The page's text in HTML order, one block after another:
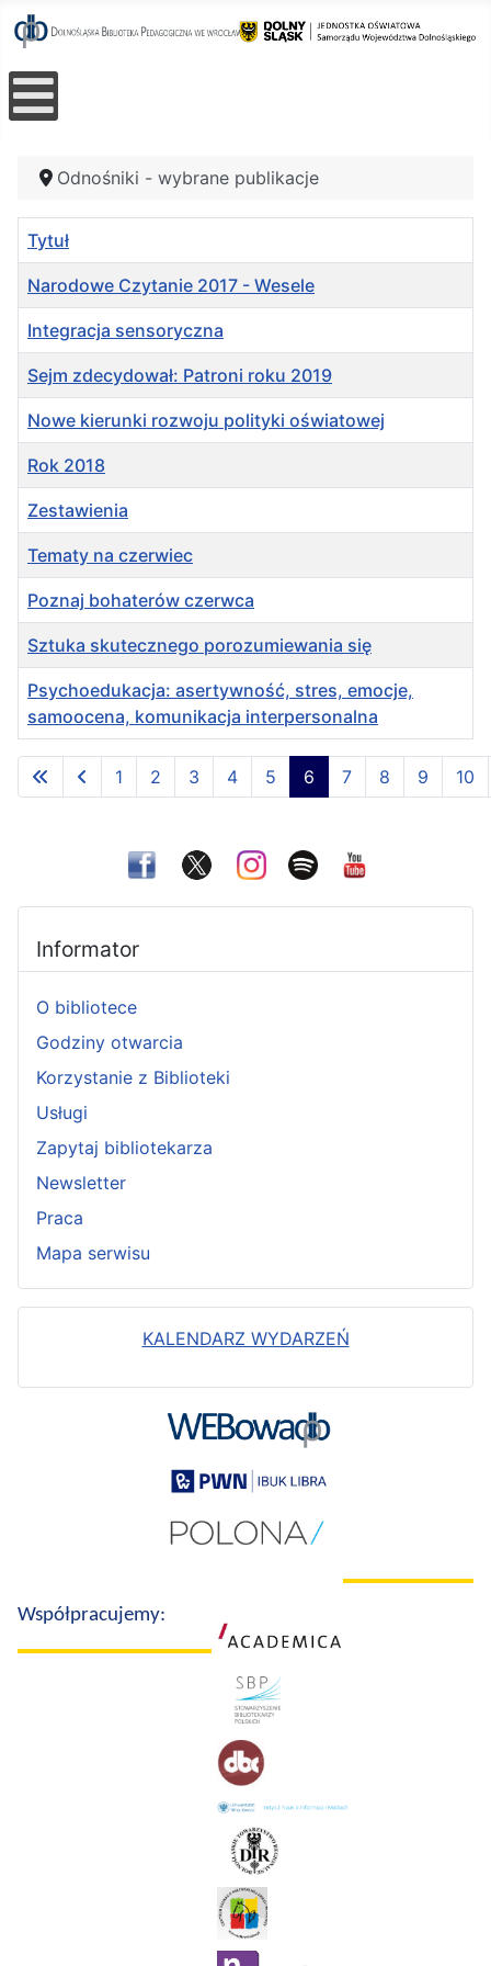
Informator
O bibliotece
Godziny otwarcia
Korzystanie z Biblioteki
Usługi
Zapytaj bibliotekarza
Newsletter
Praca
Mapa serwisu
KALENDARZ WYDARZEŃ
Odnośniki - wybrane publikacje
Spis artykułów
Tytuł
Narodowe Czytanie 2017 - Wesele
Integracja sensoryczna
Sejm zdecydował: Patroni roku 2019
Nowe kierunki rozwoju polityki oświatowej
Rok 2018
Zestawienia
Tematy na czerwiec
Poznaj bohaterów czerwca
Sztuka skutecznego porozumiewania się
Psychoedukacja: asertywność, stres, emocje,
samoocena, komunikacja interpersonalna
Strona 6 z 22
1 2 3 4 5 6 7 8 9 10
Współpracujemy: